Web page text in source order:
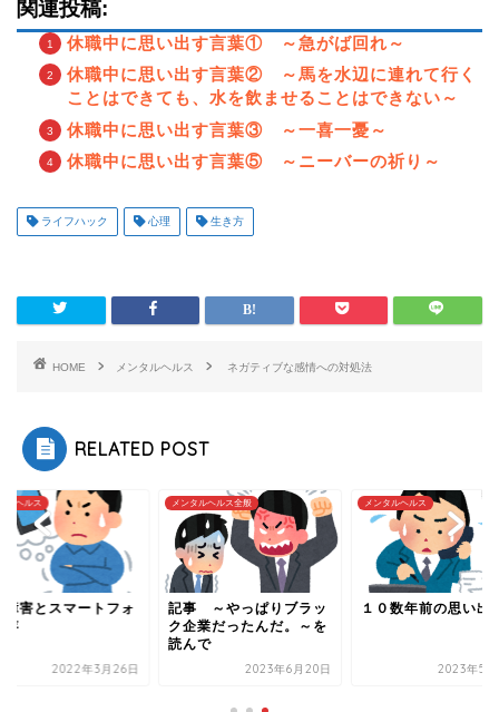
関連投稿:
休職中に思い出す言葉① ～急がば回れ～
休職中に思い出す言葉② ～馬を水辺に連れて行く
ことはできても、水を飲ませることはできない～
休職中に思い出す言葉③ ～一喜一憂～
休職中に思い出す言葉⑤ ～ニーバーの祈り～
ライフハック 心理 生き方
HOME メンタルヘルス ネガティブな感情への対処法
RELATED POST
ルヘルス
障害とスマートフォ
存
2022年3月26日
メンタルヘルス全般
記事 ～やっぱりブラッ
ク企業だったんだ。～を
読んで
2023年6月20日
メンタルヘルス
１０数年前の思い出
2023年5